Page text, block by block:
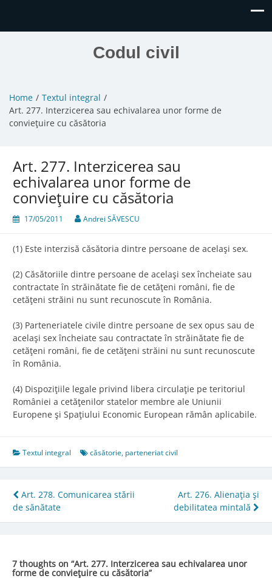
Codul civil
Home
Textul integral
Art. 277. Interzicerea sau echivalarea unor forme de
convieţuire cu căsătoria
Art. 277. Interzicerea sau
echivalarea unor forme de
convieţuire cu căsătoria
17/05/2011 Andrei SĂVESCU
(1) Este interzisă căsătoria dintre persoane de acelaşi sex.
(2) Căsătoriile dintre persoane de acelaşi sex încheiate sau
contractate în străinătate fie de cetăţeni români, fie de
cetăţeni străini nu sunt recunoscute în România.
(3) Parteneriatele civile dintre persoane de sex opus sau de
acelaşi sex încheiate sau contractate în străinătate fie de
cetăţeni români, fie de cetăţeni străini nu sunt recunoscute
în România.
(4) Dispoziţiile legale privind libera circulaţie pe teritoriul
României a cetăţenilor statelor membre ale Uniunii
Europene şi Spaţiului Economic European rămân aplicabile.
Textul integral căsătorie, parteneriat civil
Post
navigation
Art. 278. Comunicarea stării
de sănătate
Art. 276. Alienaţia şi
debilitatea mintală
7 thoughts on “Art. 277. Interzicerea sau echivalarea unor
forme de convieţuire cu căsătoria”